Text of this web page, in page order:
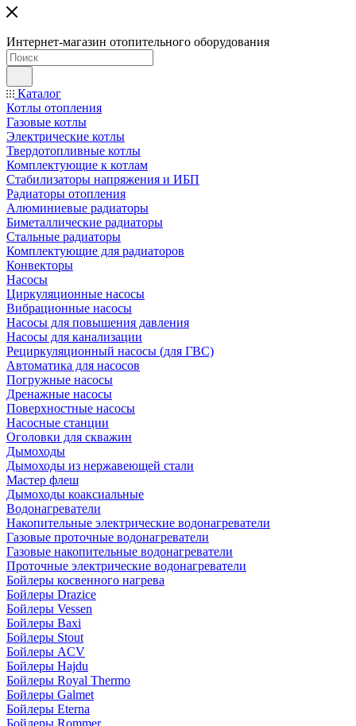
Интернет-магазин отопительного оборудования
Каталог
Котлы отопления
Газовые котлы
Электрические котлы
Твердотопливные котлы
Комплектующие к котлам
Стабилизаторы напряжения и ИБП
Радиаторы отопления
Алюминиевые радиаторы
Биметаллические радиаторы
Стальные радиаторы
Комплектующие для радиаторов
Конвекторы
Насосы
Циркуляционные насосы
Вибрационные насосы
Насосы для повышения давления
Насосы для канализации
Рециркуляционный насосы (для ГВС)
Автоматика для насосов
Погружные насосы
Дренажные насосы
Поверхностные насосы
Насосные станции
Оголовки для скважин
Дымоходы
Дымоходы из нержавеющей стали
Мастер флеш
Дымоходы коаксиальные
Водонагреватели
Накопительные электрические водонагреватели
Газовые проточные водонагреватели
Газовые накопительные водонагреватели
Проточные электрические водонагреватели
Бойлеры косвенного нагрева
Бойлеры Drazice
Бойлеры Vessen
Бойлеры Baxi
Бойлеры Stout
Бойлеры ACV
Бойлеры Hajdu
Бойлеры Royal Thermo
Бойлеры Galmet
Бойлеры Eterna
Бойлеры Rommer